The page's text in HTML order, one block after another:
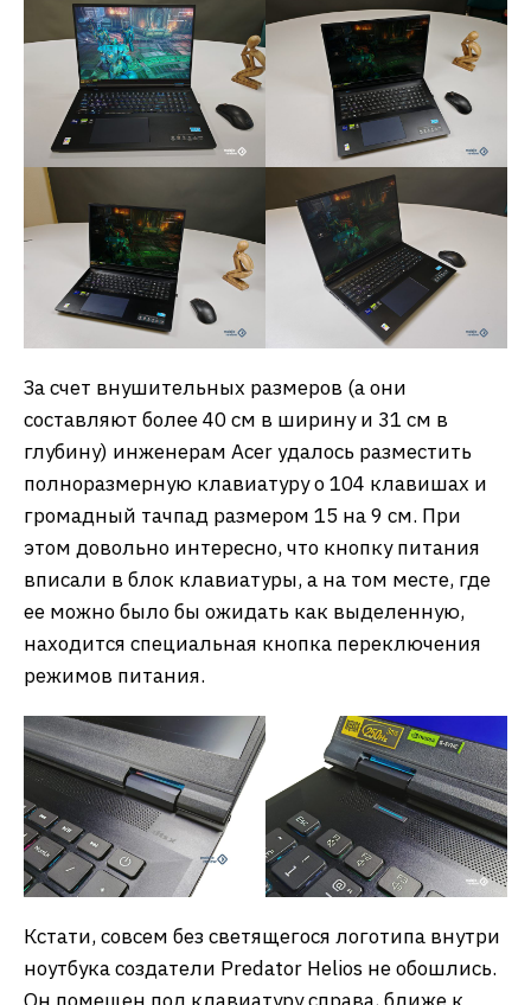
За счет внушительных размеров (а они
составляют более 40 см в ширину и 31 см в
глубину) инженерам Acer удалось разместить
полноразмерную клавиатуру о 104 клавишах и
громадный тачпад размером 15 на 9 см. При
этом довольно интересно, что кнопку питания
вписали в блок клавиатуры, а на том месте, где
ее можно было бы ожидать как выделенную,
находится специальная кнопка переключения
режимов питания.
Кстати, совсем без светящегося логотипа внутри
ноутбука создатели Predator Helios не обошлись.